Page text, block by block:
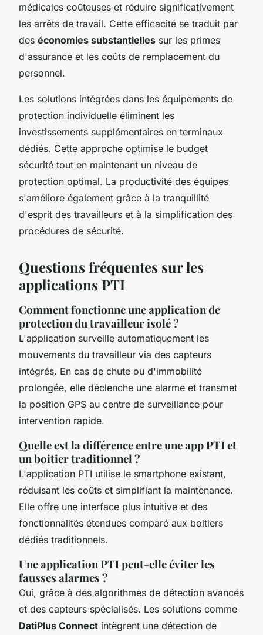
médicales coûteuses et réduire significativement
les arrêts de travail. Cette efficacité se traduit par
des économies substantielles sur les primes
d'assurance et les coûts de remplacement du
personnel.
Les solutions intégrées dans les équipements de
protection individuelle éliminent les
investissements supplémentaires en terminaux
dédiés. Cette approche optimise le budget
sécurité tout en maintenant un niveau de
protection optimal. La productivité des équipes
s'améliore également grâce à la tranquillité
d'esprit des travailleurs et à la simplification des
procédures de sécurité.
Questions fréquentes sur les
applications PTI
Comment fonctionne une application de
protection du travailleur isolé ?
L'application surveille automatiquement les
mouvements du travailleur via des capteurs
intégrés. En cas de chute ou d'immobilité
prolongée, elle déclenche une alarme et transmet
la position GPS au centre de surveillance pour
intervention rapide.
Quelle est la différence entre une app PTI et
un boitier traditionnel ?
L'application PTI utilise le smartphone existant,
réduisant les coûts et simplifiant la maintenance.
Elle offre une interface plus intuitive et des
fonctionnalités étendues comparé aux boitiers
dédiés traditionnels.
Une application PTI peut-elle éviter les
fausses alarmes ?
Oui, grâce à des algorithmes de détection avancés
et des capteurs spécialisés. Les solutions comme
DatiPlus Connect intègrent une détection de